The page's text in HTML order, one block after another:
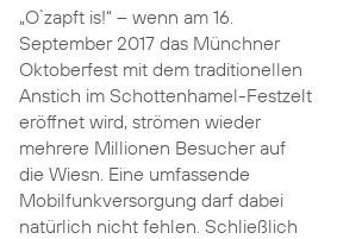
„O`zapft is!“ – wenn am 16.
September 2017 das Münchner
Oktoberfest mit dem traditionellen
Anstich im Schottenhamel-Festzelt
eröffnet wird, strömen wieder
mehrere Millionen Besucher auf
die Wiesn. Eine umfassende
Mobilfunkversorgung darf dabei
natürlich nicht fehlen. Schließlich